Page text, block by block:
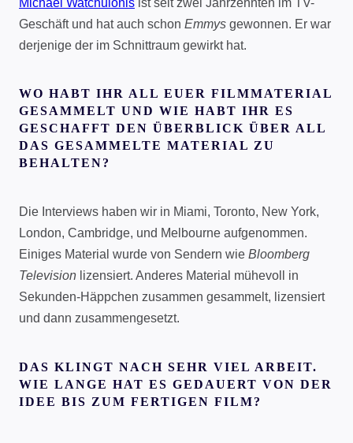
Geschäft und hat auch schon Emmys gewonnen. Er war
derjenige der im Schnittraum gewirkt hat.
WO HABT IHR ALL EUER FILMMATERIAL
GESAMMELT UND WIE HABT IHR ES
GESCHAFFT DEN ÜBERBLICK ÜBER ALL
DAS GESAMMELTE MATERIAL ZU
BEHALTEN?
Die Interviews haben wir in Miami, Toronto, New York,
London, Cambridge, und Melbourne aufgenommen.
Einiges Material wurde von Sendern wie Bloomberg
Television lizensiert. Anderes Material mühevoll in
Sekunden-Häppchen zusammen gesammelt, lizensiert
und dann zusammengesetzt.
DAS KLINGT NACH SEHR VIEL ARBEIT.
WIE LANGE HAT ES GEDAUERT VON DER
IDEE BIS ZUM FERTIGEN FILM?